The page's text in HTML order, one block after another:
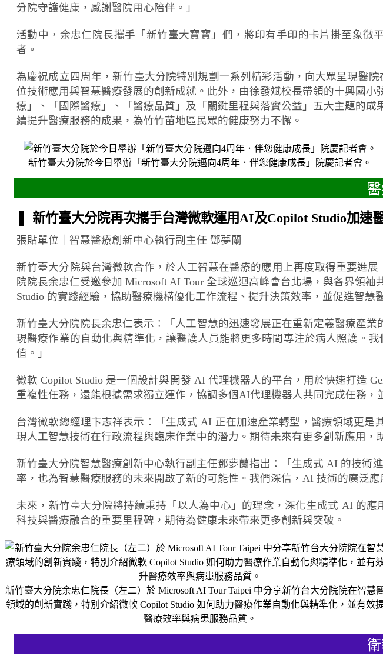
分院守護健康，感謝醫院用心陪伴。」
活動中，余忠仁院長攜手「新竹臺大寶寶」們，將印有手印的卡片掛至象
者。
為慶祝成立四周年，新竹臺大分院特別規劃一系列精彩活動，向大眾呈現醫
位技術應用與智慧醫療發展的創新成就。此外，由徐發斌校長帶領的十興國
療」、「國際醫療」、「醫療品質」及「關鍵里程與落實公益」五大主題的
續提升醫療服務的成果，為竹竹苗地區民眾的健康努力不懈。
新竹臺大分院於今日舉辦「新竹臺大分院邁向4周年．伴您健康成長」院慶記者會。
▌ 新竹臺大分院再次攜手台灣微軟運用AI及Copilot Studio加速
張貼單位｜智慧醫療創新中心執行副主任 鄧夢蘭
新竹臺大分院與台灣微軟合作，於人工智慧在醫療的應用上再度取得重要進
院院長余忠仁受邀參加 Microsoft AI Tour 全球巡迴高峰會台北場，與各界領
Studio 的實踐經驗，協助醫療機構優化工作流程、提升決策效率，並促進智慧
新竹臺大分院院長余忠仁表示：「人工智慧的迅速發展正在重新定義醫療產
現醫療作業的自動化與精準化，讓醫護人員能將更多時間專注於病人照護。
值。」
微軟 Copilot Studio 是一個設計與開發 AI 代理機器人的平台，用於快速打造
重複性任務，還能根據需求獨立運作，協調多個AI代理機器人共同完成任務
台灣微軟總經理卞志祥表示：「生成式 AI 正在加速產業轉型，醫療領域更
現人工智慧技術在行政流程與臨床作業中的潛力。期待未來有更多創新應用，
新竹臺大分院智慧醫療創新中心執行副主任鄧夢蘭指出：「生成式 AI 的技術
率，也為智慧醫療服務的未來開啟了新的可能性。我們深信，AI 技術的廣泛
未來，新竹臺大分院將持續秉持「以人為中心」的理念，深化生成式 AI 的
科技與醫療融合的重要里程碑，期待為健康未來帶來更多創新與突破。
新竹臺大分院余忠仁院長（左二）於 Microsoft AI Tour Taipei 中分享新竹台大分院院在智慧
領域的創新實踐，特別介紹微軟 Copilot Studio 如何助力醫療作業自動化與精準化，並有效
醫療效率與病患服務品質。